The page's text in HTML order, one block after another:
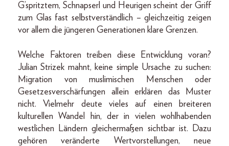
G’spritztem, Schnapserl und Heurigen scheint der Griff
zum Glas fast selbstverständlich – gleichzeitig zeigen
vor allem die jüngeren Generationen klare Grenzen.
Welche Faktoren treiben diese Entwicklung voran?
Julian Strizek mahnt, keine simple Ursache zu suchen:
Migration von muslimischen Menschen oder
Gesetzesverschärfungen allein erklären das Muster
nicht. Vielmehr deute vieles auf einen breiteren
kulturellen Wandel hin, der in vielen wohlhabenden
westlichen Ländern gleichermaßen sichtbar ist. Dazu
gehören veränderte Wertvorstellungen, neue